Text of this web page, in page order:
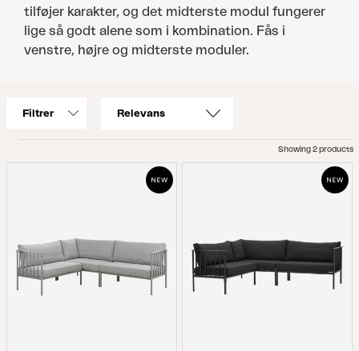
tilføjer karakter, og det midterste modul fungerer
lige så godt alene som i kombination. Fås i
venstre, højre og midterste moduler.
Filtrer
Showing 2 products